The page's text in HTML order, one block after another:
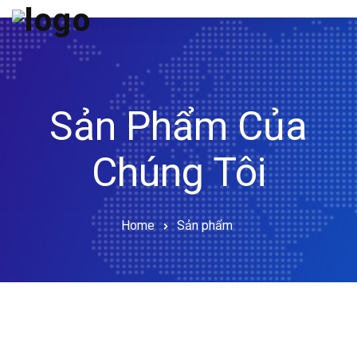
Trang Chủ
Giới Thiệu
Tin TứcSản Phẩm Của
Chúng Tôi
Home Sản phẩm